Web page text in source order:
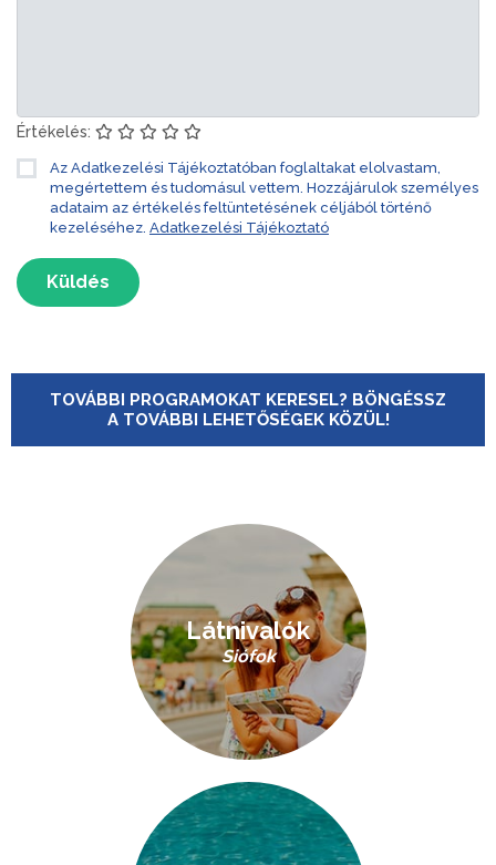
Értékelés:
Az Adatkezelési Tájékoztatóban foglaltakat elolvastam,
megértettem és tudomásul vettem. Hozzájárulok személyes
adataim az értékelés feltüntetésének céljából történő
kezeléséhez. Adatkezelési Tájékoztató
Küldés
TOVÁBBI PROGRAMOKAT KERESEL? BÖNGÉSSZ
A TOVÁBBI LEHETŐSÉGEK KÖZÜL!
Látnivalók
Siófok